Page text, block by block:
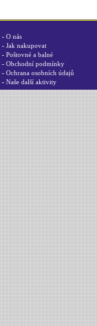
- O nás
- Jak nakupovat
- Poštovné a balné
- Obchodní podmínky
- Ochrana osobních údajů
- Naše další aktivity